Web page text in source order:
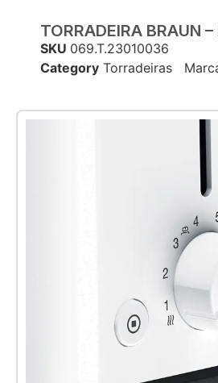
TORRADEIRA BRAUN
SKU 069.T.23010036
Category Torradeiras